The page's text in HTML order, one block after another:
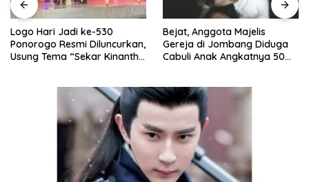
Logo Hari Jadi ke-530
Ponorogo Resmi Diluncurkan,
Usung Tema “Sekar Kinanthi,
Bejat, Anggota Majelis
Gereja di Jombang Diduga
Cabuli Anak Angkatnya 50